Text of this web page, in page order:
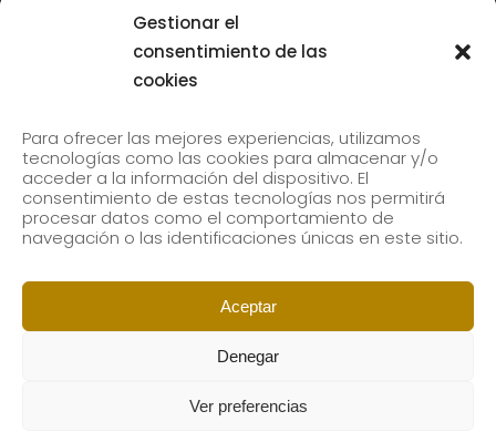
Gestionar el
consentimiento de las
cookies
Para ofrecer las mejores experiencias, utilizamos
tecnologías como las cookies para almacenar y/o
acceder a la información del dispositivo. El
consentimiento de estas tecnologías nos permitirá
procesar datos como el comportamiento de
navegación o las identificaciones únicas en este sitio.
Aceptar
Denegar
Ver preferencias
Tolliver en el 61 Jazzaldia
Subscribe to our newsletter to receive our news by
email.